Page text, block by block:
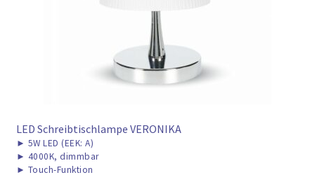
LED Schreibtischlampe VERONIKA
► 5W LED (EEK: A)
► 4000K, dimmbar
► Touch-Funktion